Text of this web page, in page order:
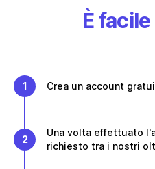
È
1 Crea un account
2
Una volta effettuato
richiesto tra i nostri